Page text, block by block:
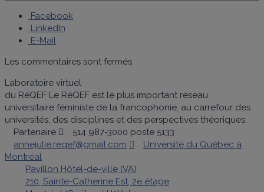
Facebook
LinkedIn
E-Mail
Les commentaires sont fermés.
Laboratoire virtuel
du RéQEF Le RéQEF est le plus important réseau
universitaire féministe de la francophonie, au carrefour des
universités, des disciplines et des perspectives théoriques.
Partenaire
514 987-3000 poste 5133
annejulie.reqef@gmail.com
Université du Québec à
Montréal
Pavillon Hôtel-de-ville (VA)
210, Sainte-Catherine Est, 2e étage